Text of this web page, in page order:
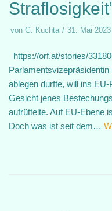
von G. Kuchta 31. Mai 2023
https://orf.at/stories/
ablegen durfte, will ins
Gesicht jenes
aufrüttelte. Auf EU-Ebene
Doch was ist seit dem…